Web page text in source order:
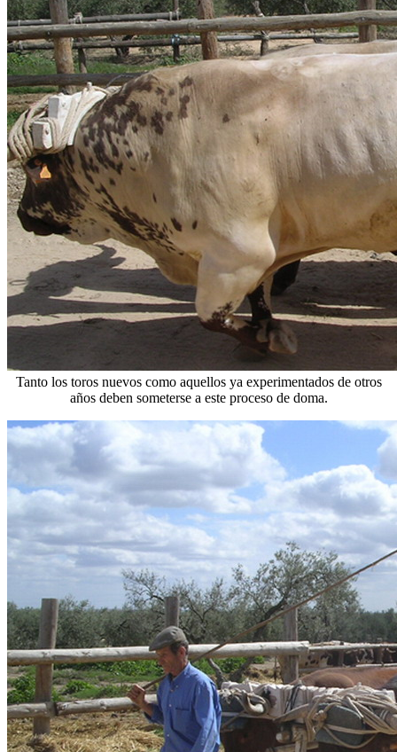
Tanto los toros nuevos como aquellos ya experimentados de otros
años deben someterse a este proceso de doma.